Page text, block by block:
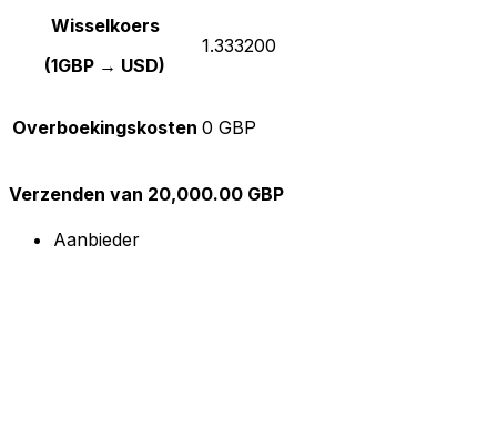
Wisselkoers
(1GBP → USD)
1.333200
Overboekingskosten 0 GBP
Verzenden van 20,000.00 GBP
Aanbieder